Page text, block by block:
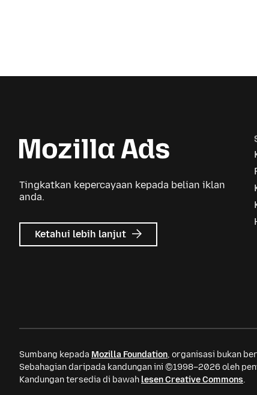
Tingkatkan kepercayaan kepada belian iklan
anda.
Ketahui lebih lanjut tentang
Iklan
Sumbang kepada Mozilla Foundation, organisasi bukan
Sebahagian daripada kandungan ini ©1998–2026 oleh
Kandungan tersedia di bawah lesen Creative Commons.